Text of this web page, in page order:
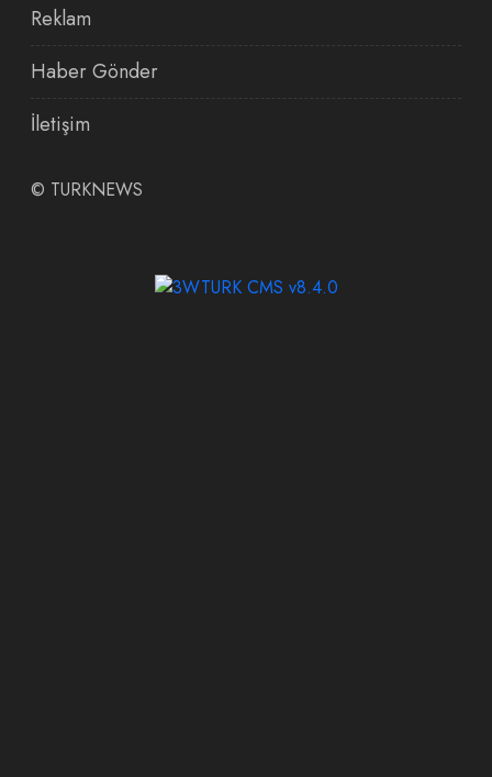
Reklam
Haber Gönder
İletişim
© TURKNEWS